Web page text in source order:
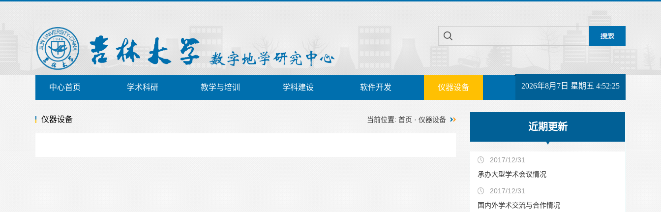
2026年8月7日 星期五 4:52:26
中心首页 学术科研 教学与培训 学科建设 软件开发 仪器设备
近期更新
2017/12/31
承办大型学术会议情况
2017/12/31
国内外学术交流与合作情况
当前位置: 首页 · 仪器设备
仪器设备